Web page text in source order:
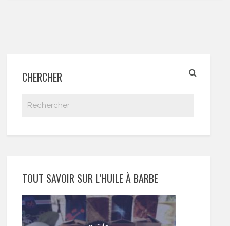
CHERCHER
TOUT SAVOIR SUR L’HUILE À BARBE